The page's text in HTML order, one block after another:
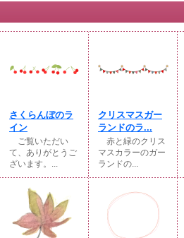
さくらんぼのラ
イン
ご覧いただい
て、ありがとうご
ざいます。...
クリスマスガー
ランドのラ...
赤と緑のクリス
マスカラーのガー
ランドの...